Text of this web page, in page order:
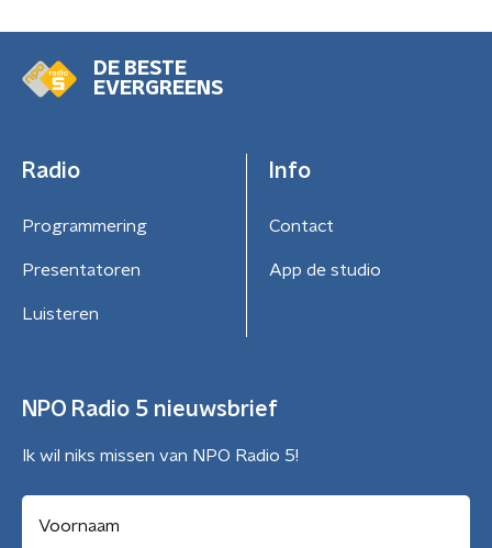
DE BESTE
EVERGREENS
Radio
Programmering
Presentatoren
Luisteren
Info
Contact
App de studio
NPO Radio 5 nieuwsbrief
Ik wil niks missen van NPO Radio 5!